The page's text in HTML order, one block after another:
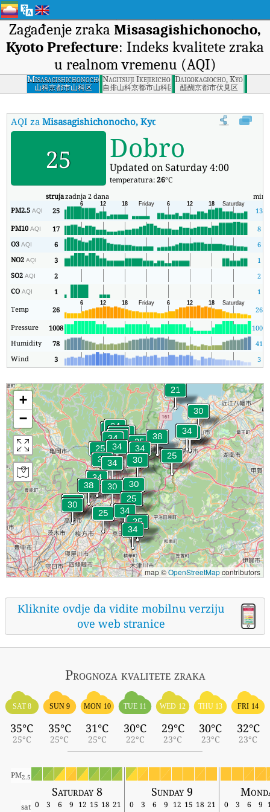
Zagađenje zraka Misasagishichonocho,
Kyoto Prefecture: Indeks kvalitete zraka
u realnom vremenu (AQI)
Misasagishichonocho,
Kyoto Prefecture
山科京都市山科区
Nagitsuji Ikejiricho, Kyoto Prefecture
自排山科京都市山科区
Daigokagiocho, Kyoto
醍醐京都市伏見区
AQI zaMisasagishichonocho, Kyoto Prefecture Indeks
25 Dobro
Updated on Saturday 4:00
temperatura:26°C
strujazadnja 2 dana min
PM2.5AQI 25
13
PM10AQI 17
8
O3AQI 6
6
NO2AQI 3
1
SO2AQI 2
2
COAQI 1
1
Temp
26
26
Pressure
1008 1005
Humidity
78
41
Wind
3 3
+
−
map ©OpenStreetMapcontributors
Kliknite ovdje da vidite mobilnu verziju
ove web stranice
Prognoza kvalitete zraka
SAT 8
35°C
25°C
SUN 9
35°C
25°C
MON 10
31°C
25°C
TUE 11
30°C
22°C
WED 12
29°C
23°C
THU 13
30°C
23°C
FRI 14
32°C
23°C
PM2.5
Saturday 8 Sunday 9
sat 0 3 6 9 12 15 18 21 0 3 6 9 12 15 18 21 0 3 6 9